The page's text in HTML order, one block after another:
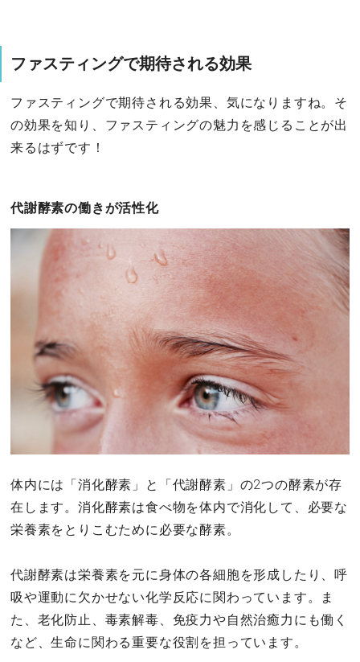
ファスティングで期待される効果
ファスティングで期待される効果、気になりますね。そ
の効果を知り、ファスティングの魅力を感じることが出
来るはずです！
代謝酵素の働きが活性化
体内には「消化酵素」と「代謝酵素」の2つの酵素が存
在します。消化酵素は食べ物を体内で消化して、必要な
栄養素をとりこむために必要な酵素。
代謝酵素は栄養素を元に身体の各細胞を形成したり、呼
吸や運動に欠かせない化学反応に関わっています。ま
た、老化防止、毒素解毒、免疫力や自然治癒力にも働く
など、生命に関わる重要な役割を担っています。